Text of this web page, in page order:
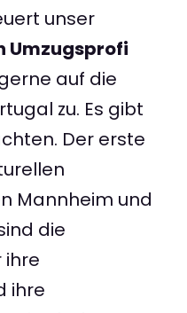
unser
Umzugsprofi
auf die
zu. Es gibt
Der erste
Mannheim und
die
ihre
ihre